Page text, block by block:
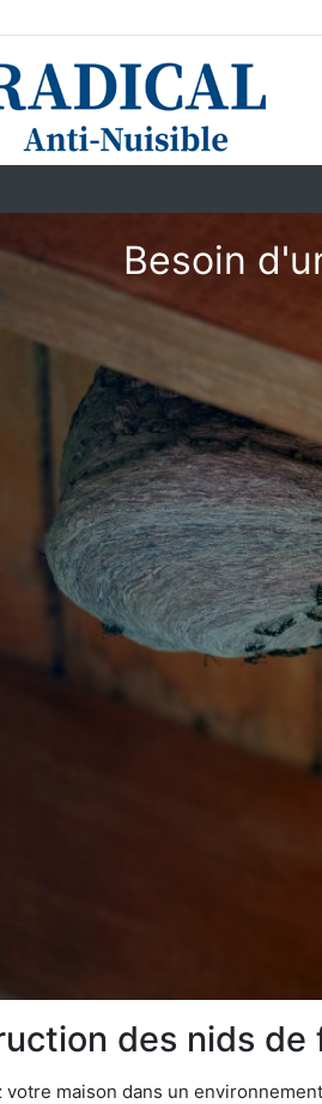
Besoin
des nids de
votre maison dans un